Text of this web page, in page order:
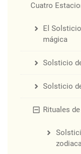
Cuatro
El
mágica
Solsticio
Solsticio
Rituales
zodiacal